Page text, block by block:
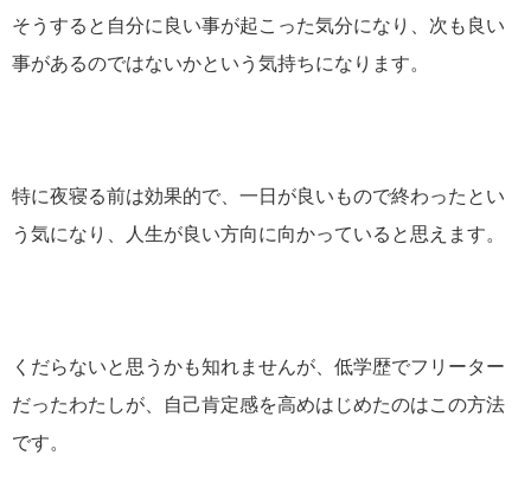
そうすると自分に良い事が起こった気分になり、次も良い
事があるのではないかという気持ちになります。
特に夜寝る前は効果的で、一日が良いもので終わったとい
う気になり、人生が良い方向に向かっていると思えます。
くだらないと思うかも知れませんが、低学歴でフリーター
だったわたしが、自己肯定感を高めはじめたのはこの方法
です。